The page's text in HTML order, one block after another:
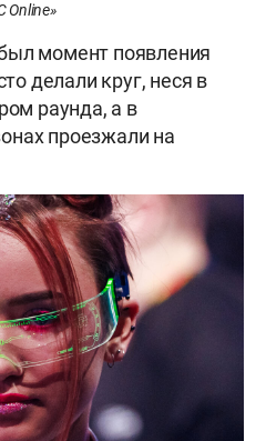
Online»
момент появления
делали круг, неся в
раунда, а в
проезжали на